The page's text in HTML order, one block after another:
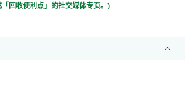
回收便利点」的社交媒体专页。)